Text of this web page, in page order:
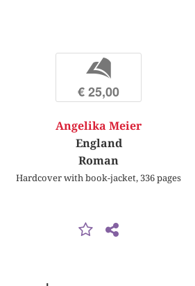
b
€ 25,00
Angelika Meier
England
Roman
Hardcover with book-jacket, 336 pages